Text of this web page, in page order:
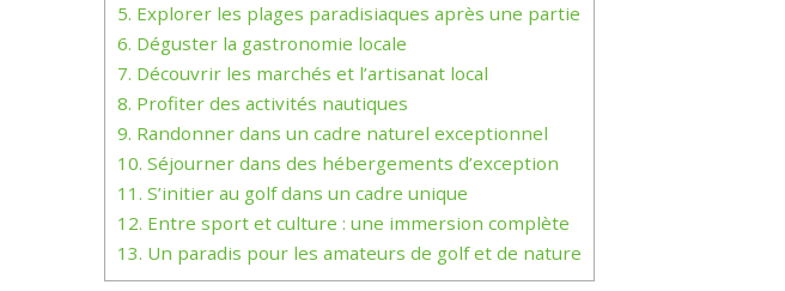
5. Explorer les plages paradisiaques après une partie
6. Déguster la gastronomie locale
7. Découvrir les marchés et l’artisanat local
8. Profiter des activités nautiques
9. Randonner dans un cadre naturel exceptionnel
10. Séjourner dans des hébergements d’exception
11. S’initier au golf dans un cadre unique
12. Entre sport et culture : une immersion complète
13. Un paradis pour les amateurs de golf et de nature